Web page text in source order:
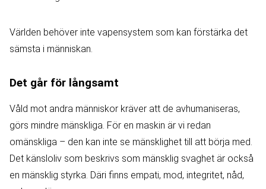
Världen behöver inte vapensystem som kan förstärka det
sämsta i människan.
Det går för långsamt
Våld mot andra människor kräver att de avhumaniseras,
görs mindre mänskliga. För en maskin är vi redan
omänskliga – den kan inte se mänsklighet till att börja med.
Det känsloliv som beskrivs som mänsklig svaghet är också
en mänsklig styrka. Däri finns empati, mod, integritet, nåd,